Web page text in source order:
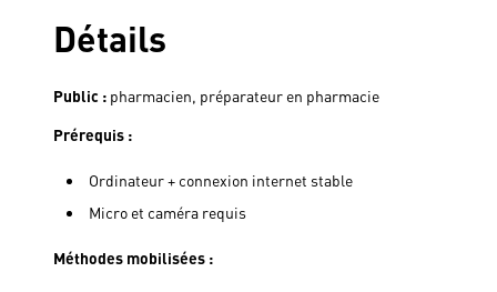
Détails
Public : pharmacien, préparateur en pharmacie
Prérequis :
Ordinateur + connexion internet stable
Micro et caméra requis
Méthodes mobilisées :